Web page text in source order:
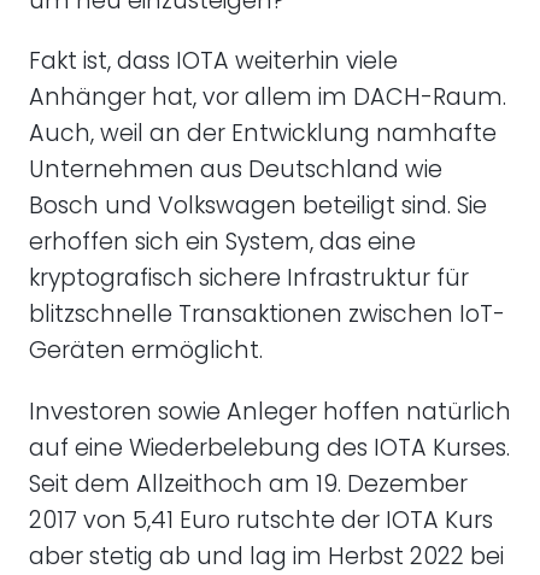
Fakt ist, dass IOTA weiterhin viele
Anhänger hat, vor allem im DACH-Raum.
Auch, weil an der Entwicklung namhafte
Unternehmen aus Deutschland wie
Bosch und Volkswagen beteiligt sind. Sie
erhoffen sich ein System, das eine
kryptografisch sichere Infrastruktur für
blitzschnelle Transaktionen zwischen IoT-
Geräten ermöglicht.
Investoren sowie Anleger hoffen natürlich
auf eine Wiederbelebung des IOTA Kurses.
Seit dem Allzeithoch am 19. Dezember
2017 von 5,41 Euro rutschte der IOTA Kurs
aber stetig ab und lag im Herbst 2022 bei